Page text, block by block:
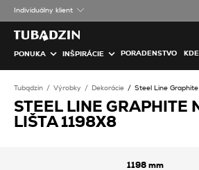
Individuálny klient
PONUKA INŠPIRÁCIE PORADENSTVO
Tubądzin Výrobky Dekorácie Steel Line
STEEL LINE GRAPHITE
LIŠTA 1198X8
1198